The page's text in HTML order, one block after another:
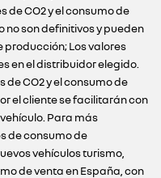
de CO2 y el consumo de
son definitivos y pueden
producción; Los valores
en el distribuidor elegido.
de CO2 y el consumo de
el cliente se facilitarán con
Para más
de consumo de
vehículos turismo,
de venta en España, con